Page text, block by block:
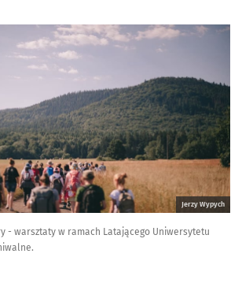
Jerzy Wypych
- warsztaty w ramach Latającego Uniwersytetu